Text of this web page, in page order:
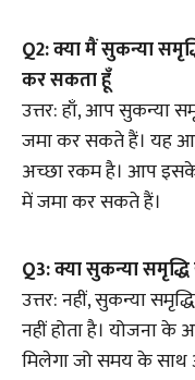
Q2: क्या मैं सुकन्या
कर सकता हूँ
उत्तर: हाँ, आप सुकन्या
जमा कर सकते हैं। यह
अच्छा रकम है। आप
में जमा कर सकते हैं।
Q3: क्या सुकन्या समृद्धि
उत्तर: नहीं, सुकन्या
नहीं होता है। योजना के
मिलेगा जो समय के